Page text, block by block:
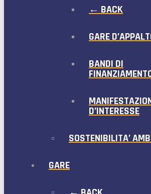
← BACK
GARE
BANDI DI
D’INTERESSE
SOSTENIBILITA’
GARE